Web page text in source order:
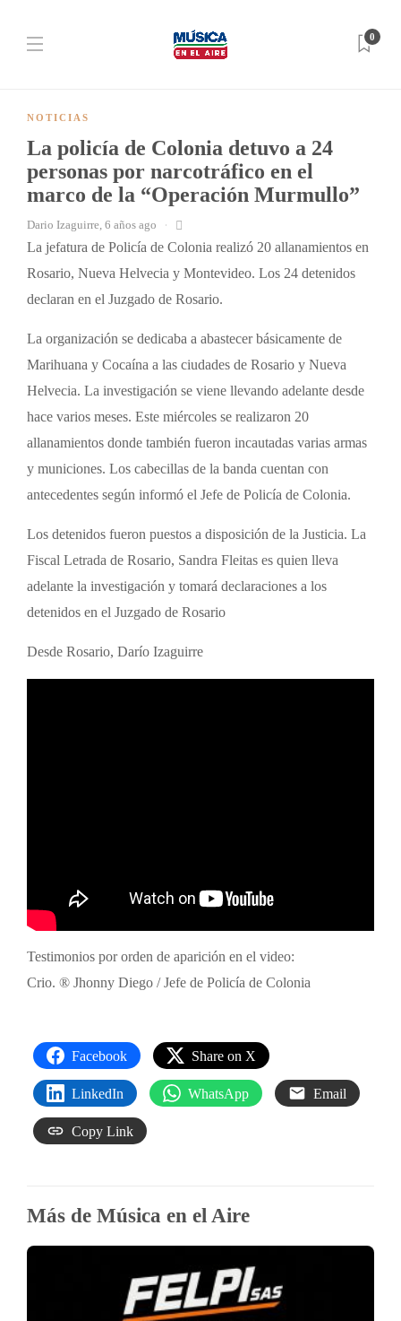
0
NOTICIAS
La policía de Colonia detuvo a 24
personas por narcotráfico en el
marco de la “Operación Murmullo”
Dario Izaguirre, 6 años ago
La jefatura de Policía de Colonia realizó 20 allanamientos en
Rosario, Nueva Helvecia y Montevideo. Los 24 detenidos
declaran en el Juzgado de Rosario.
La organización se dedicaba a abastecer básicamente de
Marihuana y Cocaína a las ciudades de Rosario y Nueva
Helvecia. La investigación se viene llevando adelante desde
hace varios meses. Este miércoles se realizaron 20
allanamientos donde también fueron incautadas varias armas
y municiones. Los cabecillas de la banda cuentan con
antecedentes según informó el Jefe de Policía de Colonia.
Los detenidos fueron puestos a disposición de la Justicia. La
Fiscal Letrada de Rosario, Sandra Fleitas es quien lleva
adelante la investigación y tomará declaraciones a los
detenidos en el Juzgado de Rosario
Desde Rosario, Darío Izaguirre
Testimonios por orden de aparición en el video:
Crio. ® Jhonny Diego / Jefe de Policía de Colonia
Facebook Share on X
LinkedIn WhatsApp Email
Copy Link
Más de Música en el Aire